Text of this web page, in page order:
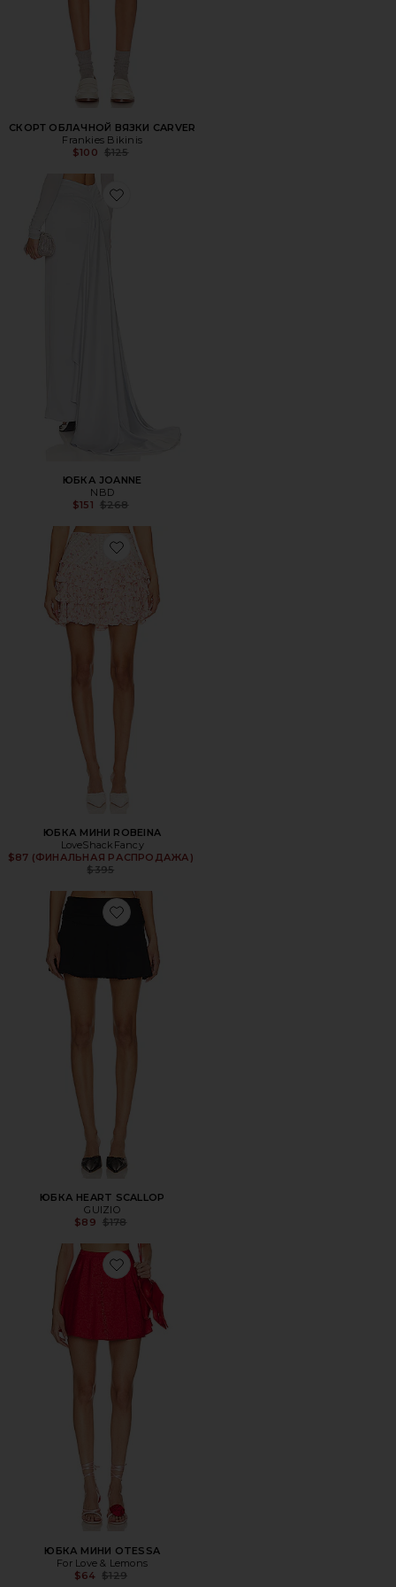
СКОРТ ОБЛАЧНОЙ ВЯЗКИ CARVER
Frankies Bikinis
$100 Previous price:
$125
Favorite ЮБКА JOANNE
ЮБКА JOANNE
NBD
$151 Previous price:
$268
Favorite ЮБКА МИНИ ROBEINA
ЮБКА МИНИ ROBEINA
LoveShackFancy
$87 (ФИНАЛЬНАЯ РАСПРОДАЖА)
Previous price:
$395
Favorite ЮБКА HEART SCALLOP
ЮБКА HEART SCALLOP
GUIZIO
$89 Previous price:
$178
Favorite ЮБКА МИНИ OTESSA
ЮБКА МИНИ OTESSA
For Love & Lemons
$64 Previous price:
$129